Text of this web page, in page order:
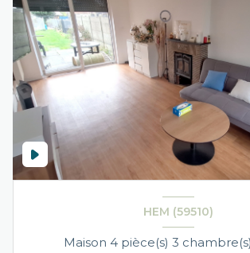
HEM (59510)